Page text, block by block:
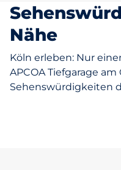
Nähe
Köln erleben: Nur
APCOA Tiefgarage
Sehenswürdigkeiten
Groß St. Martin